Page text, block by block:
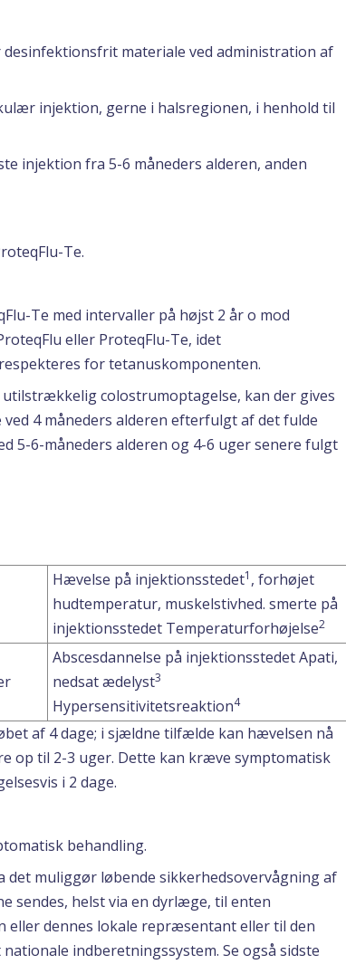
materiale ved administration af
injektion, gerne i halsregionen, i henhold til
injektion fra 5-6 måneders alderen, anden
Te.
Te med intervaller på højst 2 år o mod
eller ProteqFlu-Te, idet
for tetanuskomponenten.
colostrumoptagelse, kan der gives
4 måneders alderen efterfulgt af det fulde
5-6-måneders alderen og 4-6 uger senere fulgt
Hævelse på injektionsstedet1 , forhøjet
hudtemperatur, muskelstivhed. smerte på
injektionsstedet Temperaturforhøjelse2
Abscesdannelse på injektionsstedet Apati,
nedsat ædelyst3
Hypersensitivitetsreaktion4
af 4 dage; i sjældne tilfælde kan hævelsen nå
op til 2-3 uger. Dette kan kræve symptomatisk
i 2 dage.
behandling.
muliggør løbende sikkerhedsovervågning af
sendes, helst via en dyrlæge, til enten
eller dennes lokale repræsentant eller til den
indberetningssystem. Se også sidste